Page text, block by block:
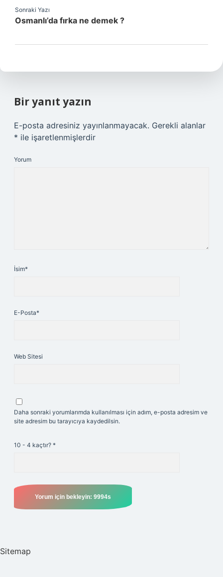
Sonraki Yazı
Osmanlı’da fırka ne demek ?
Bir yanıt yazın
E-posta adresiniz yayınlanmayacak. Gerekli alanlar
* ile işaretlenmişlerdir
Yorum
İsim*
E-Posta*
Web Sitesi
Daha sonraki yorumlarımda kullanılması için adım, e-posta adresim ve
site adresim bu tarayıcıya kaydedilsin.
10 - 4 kaçtır? *
Sitemap